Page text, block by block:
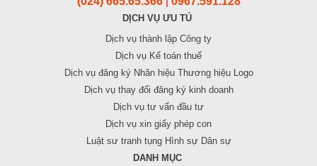
DỊCH VỤ ƯU TÚ
Dịch vụ thành lập Công ty
Dịch vụ Kế toán thuế
Dịch vụ đăng ký Nhãn hiệu Thương hiệu Logo
Dịch vụ thay đổi đăng ký kinh doanh
Dịch vụ tư vấn đầu tư
Dịch vụ xin giấy phép con
Luật sư tranh tụng Hình sự Dân sự
DANH MỤC